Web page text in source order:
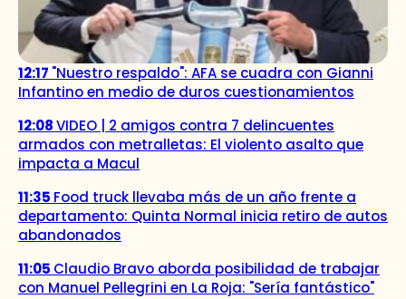
12:17 "Nuestro respaldo": AFA se cuadra con Gianni
Infantino en medio de duros cuestionamientos
12:08VIDEO | 2 amigos contra 7 delincuentes
armados con metralletas: El violento asalto que
impacta a Macul
11:35 Food truck llevaba más de un año frente a
departamento: Quinta Normal inicia retiro de autos
abandonados
11:05 Claudio Bravo aborda posibilidad de trabajar
con Manuel Pellegrini en La Roja: "Sería fantástico"